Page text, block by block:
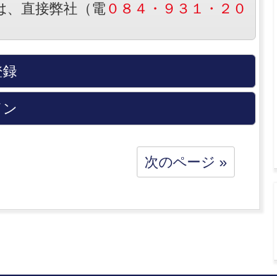
、直接弊社（電 ０８４・９３１・２０
次のページ »